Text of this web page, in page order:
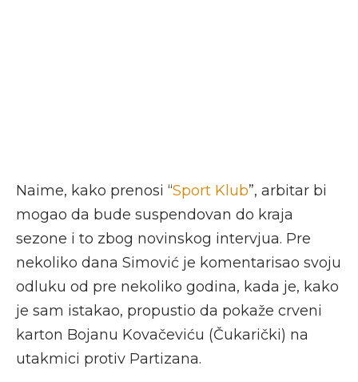
Naime, kako prenosi “Sport Klub”, arbitar bi
mogao da bude suspendovan do kraja
sezone i to zbog novinskog intervjua. Pre
nekoliko dana Simović je komentarisao svoju
odluku od pre nekoliko godina, kada je, kako
je sam istakao, propustio da pokaže crveni
karton Bojanu Kovačeviću (Čukarički) na
utakmici protiv Partizana.